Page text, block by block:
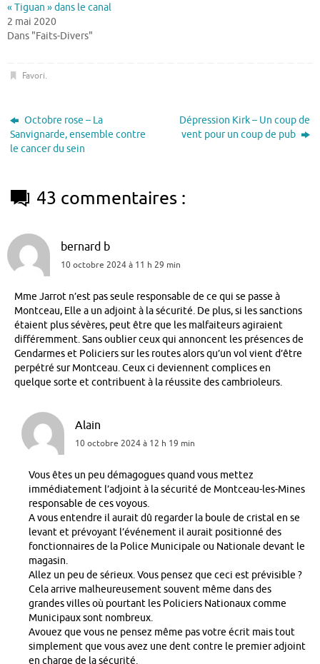
« Tiguan » dans le canal
2 mai 2020
Dans "Faits-Divers"
Favori.
Octobre rose – La
Sanvignarde, ensemble contre
le cancer du sein
Dépression Kirk – Un coup de
vent pour un coup de pub
43 commentaires :
bernard b
10 octobre 2024 à 11 h 29 min
Mme Jarrot n’est pas seule responsable de ce qui se passe à
Montceau, Elle a un adjoint à la sécurité. De plus, si les sanctions
étaient plus sévères, peut être que les malfaiteurs agiraient
différemment. Sans oublier ceux qui annoncent les présences de
Gendarmes et Policiers sur les routes alors qu’un vol vient d’être
perpétré sur Montceau. Ceux ci deviennent complices en
quelque sorte et contribuent à la réussite des cambrioleurs.
Alain
10 octobre 2024 à 12 h 19 min
Vous êtes un peu démagogues quand vous mettez
immédiatement l’adjoint à la sécurité de Montceau-les-Mines
responsable de ces voyous.
A vous entendre il aurait dû regarder la boule de cristal en se
levant et prévoyant l’événement il aurait positionné des
fonctionnaires de la Police Municipale ou Nationale devant le
magasin.
Allez un peu de sérieux. Vous pensez que ceci est prévisible ?
Cela arrive malheureusement souvent même dans des
grandes villes où pourtant les Policiers Nationaux comme
Municipaux sont nombreux.
Avouez que vous ne pensez même pas votre écrit mais tout
simplement que vous avez une dent contre le premier adjoint
en charge de la sécurité.